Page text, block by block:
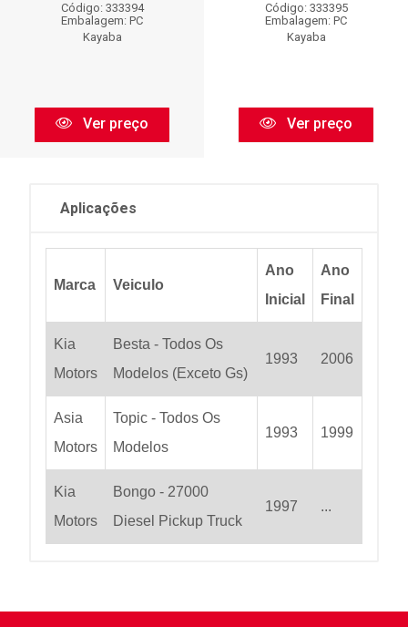
Código: 333394
Embalagem: PC
Kayaba
Ver preço
Código: 333395
Embalagem: PC
Kayaba
Ver preço
Aplicações
Marca Veiculo
Ano
Inicial
Ano
Final
Kia
Motors
Besta - Todos Os
Modelos (Exceto Gs)
1993 2006
Asia
Motors
Topic - Todos Os
Modelos
1993 1999
Kia
Motors
Bongo - 27000
Diesel Pickup Truck
1997 ...